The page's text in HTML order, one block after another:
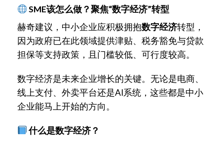
SME该怎么做？聚焦“数字经济”转型
赫奇建议，中小企业应积极拥抱数字经济转型，
因为政府已在此领域提供津贴、税务豁免与贷款
担保等支持政策，且门槛较低、可行度较高。
数字经济是未来企业增长的关键。无论是电商、
线上支付、外卖平台还是AI系统，这些都是中小
企业能马上开始的方向。
什么是数字经济？